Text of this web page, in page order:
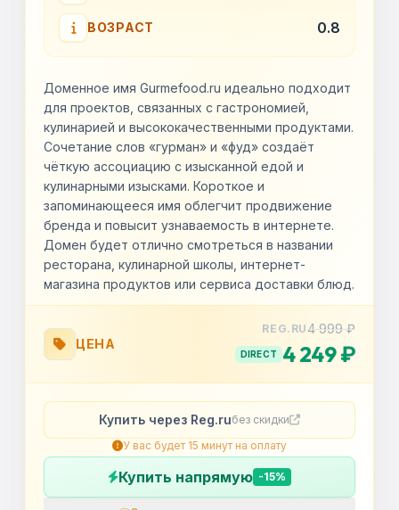
ВОЗРАСТ 0.8
Доменное имя Gurmefood.ru идеально подходит
для проектов, связанных с гастрономией,
кулинарией и высококачественными продуктами.
Сочетание слов «гурман» и «фуд» создаёт
чёткую ассоциацию с изысканной едой и
кулинарными изысками. Короткое и
запоминающееся имя облегчит продвижение
бренда и повысит узнаваемость в интернете.
Домен будет отлично смотреться в названии
ресторана, кулинарной школы, интернет-
магазина продуктов или сервиса доставки блюд.
ЦЕНА
REG.RU4 999 ₽
DIRECT 4 249 ₽
Купить через Reg.ruбез скидки
У вас будет 15 минут на оплату
Купить напрямую -15%